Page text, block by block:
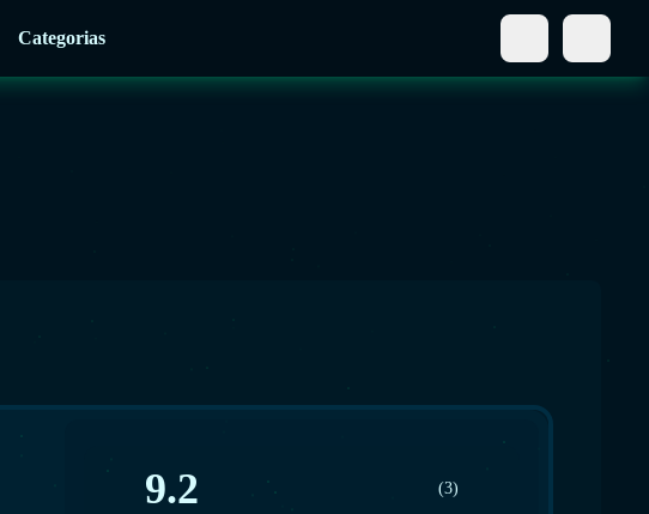
Categorias
9.2 (3)